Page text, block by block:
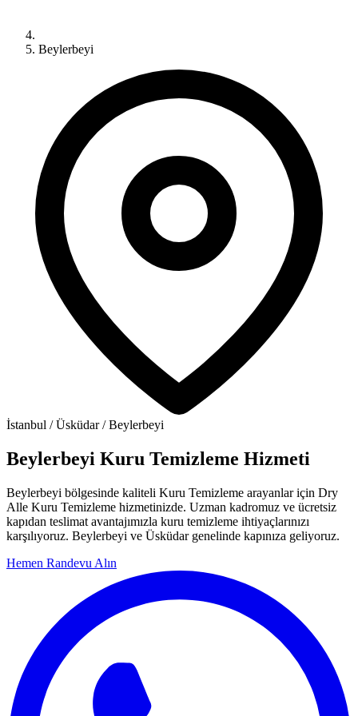
Beylerbeyi
İstanbul / Üsküdar / Beylerbeyi
Beylerbeyi Kuru Temizleme Hizmeti
Beylerbeyi bölgesinde kaliteli Kuru Temizleme arayanlar için Dry
Alle Kuru Temizleme hizmetinizde. Uzman kadromuz ve ücretsiz
kapıdan teslimat avantajımızla kuru temizleme ihtiyaçlarınızı
karşılıyoruz. Beylerbeyi ve Üsküdar genelinde kapınıza geliyoruz.
Hemen Randevu Alın